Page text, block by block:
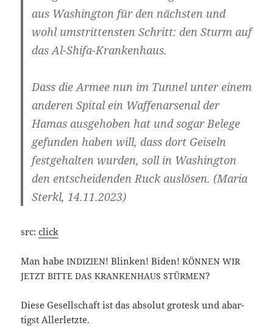
aus Washing­ton für den nächs­ten und
wohl umstrit­tens­ten Schritt: den Sturm auf
das Al-Shifa-Krankenhaus.
Dass die Armee nun im Tun­nel unter einem
ande­ren Spi­tal ein Waf­fen­ar­se­nal der
Hamas aus­ge­ho­ben hat und sogar Bele­ge
gefun­den haben will, dass dort Gei­seln
fest­ge­hal­ten wur­den, soll in Washing­ton
den ent­schei­den­den Ruck aus­lö­sen. (Maria
Sterkl, 14.11.2023)
src:click
Man habeINDIZIEN! Blin­ken! Biden!KÖNNEN WIR
JETZT BITTE DAS KRANKENHAUS STÜRMEN?
Die­se Gesell­schaft ist das abso­lut gro­tesk und abar­
tigst Allerletzte.